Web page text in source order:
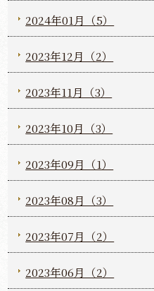
2024年01月（5）
2023年12月（2）
2023年11月（3）
2023年10月（3）
2023年09月（1）
2023年08月（3）
2023年07月（2）
2023年06月（2）